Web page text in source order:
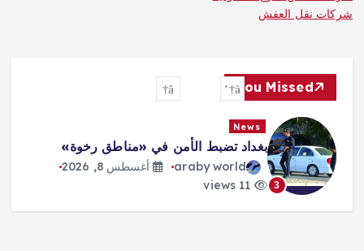
شركات نقل العفش
You Missed
3
News
بغداد تضبط الأمن في «مناطق رخوة»
araby world
أغسطس 8, 2026